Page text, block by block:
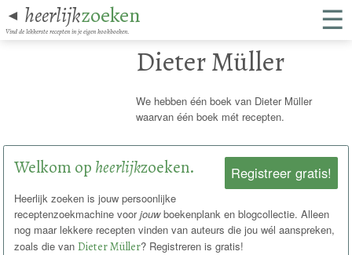
◄ heerlijkzoeken
Vind de lekkerste recepten in je eigen kookboeken. ☰
Dieter Müller
We hebben één boek van Dieter Müller
waarvan één boek mét recepten.
Registreer gratis!
Welkom op heerlijkzoeken.
Heerlijk zoeken is jouw persoonlijke
receptenzoekmachine voorjouwboekenplank en blogcollectie. Alleen
nog maar lekkere recepten vinden van auteurs die jou wél aanspreken,
zoals die van Dieter Müller? Registreren is gratis!